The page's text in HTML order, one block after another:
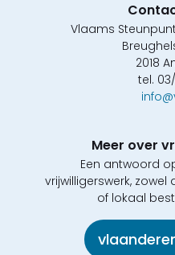
Vlaams
2018
tel. 03/
Meer over
Een antwoord
vrijwilligerswerk,
of lokaal